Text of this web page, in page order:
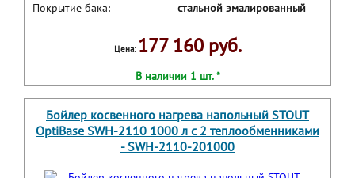
Покрытие бака:
стальной эмалированный
Цена: 177 160 руб.
В наличии 1 шт. *
Бойлер косвенного нагрева напольный STOUT
OptiBase SWH-2110 1000 л с 2 теплообменниками
- SWH-2110-201000